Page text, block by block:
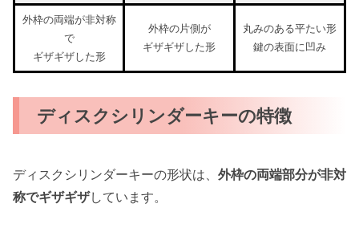
外枠の両端が非対称
で
ギザギザした形
外枠の片側が
ギザギザした形
丸みのある平たい形
鍵の表面に凹み
ディスクシリンダーキーの特徴
ディスクシリンダーキーの形状は、 外枠の両端部分が非対
称でギザギザしています。